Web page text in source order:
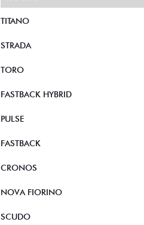
Entre em contato e descubra o
DOCUMENTAÇÃO